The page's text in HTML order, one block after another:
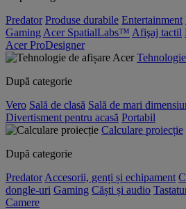
Predator Produse durabile Entertainment
Gaming Acer SpatialLabs™ Afişaj tactil
Acer ProDesigner
După categorie
Vero Sală de clasă Sală de mari
Divertisment pentru acasă Portabil
Calculare proiecție
După categorie
Predator Accesorii, genți și echipament
dongle-uri Gaming Căști și audio
Camere